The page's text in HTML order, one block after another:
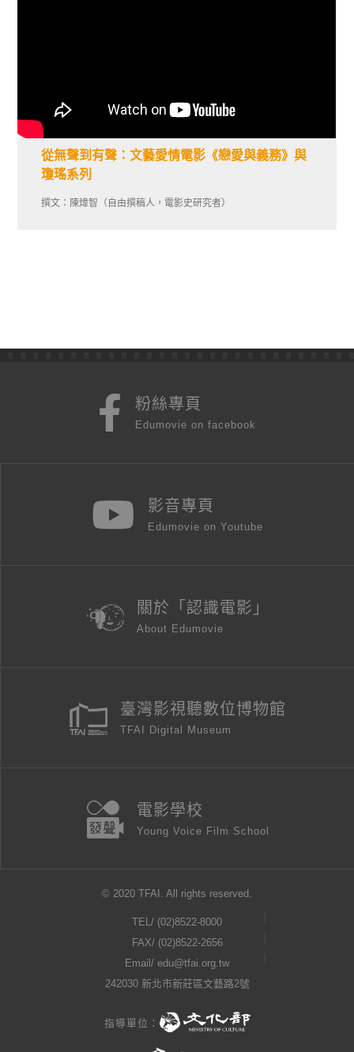
從無聲到有聲：文藝愛情電影《戀愛與義務》與
瓊瑤系列
撰文：陳煒智（自由撰稿人，電影史研究者）
粉絲專頁
Edumovie on facebook
影音專頁
Edumovie on Youtube
關於「認識電影」
About Edumovie
臺灣影視聽數位博物館
TFAI Digital Museum
電影學校
Young Voice Film School
© 2020 TFAI. All rights reserved.
TEL/ (02)8522-8000
FAX/ (02)8522-2656
Email/ edu@tfai.org.tw
242030 新北市新莊區文藝路2號
指導單位：